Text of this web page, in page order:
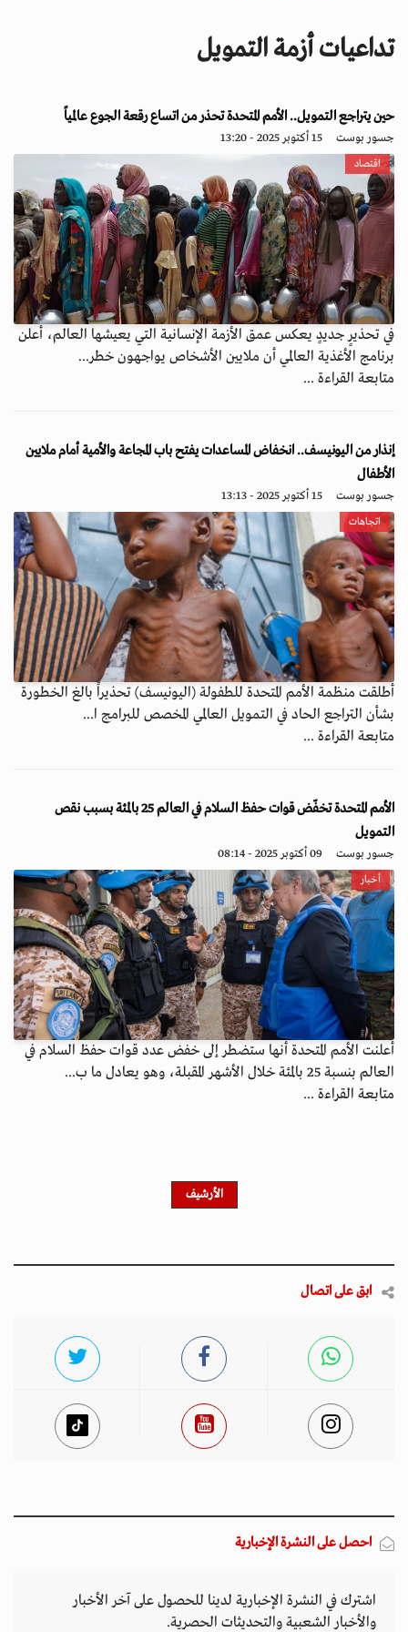
a
o
n
تداعيات أزمة التمويل
حين يتراجع التمويل.. الأمم المتحدة تحذر من اتساع رقعة الجوع عالمياً
جسور بوست 15 أكتوبر 2025 - 13:20
اقتصاد
في تحذيرٍ جديدٍ يعكس عمق الأزمة الإنسانية التي يعيشها العالم، أعلن
برنامج الأغذية العالمي أن ملايين الأشخاص يواجهون خطر...
متابعة القراءة ...
إنذار من اليونيسف.. انخفاض المساعدات يفتح باب المجاعة والأمية أمام ملايين
الأطفال
جسور بوست 15 أكتوبر 2025 - 13:13
اتجاهات
أطلقت منظمة الأمم المتحدة للطفولة (اليونيسف) تحذيراً بالغ الخطورة
بشأن التراجع الحاد في التمويل العالمي المخصص للبرامج ا...
متابعة القراءة ...
الأمم المتحدة تخفّض قوات حفظ السلام في العالم 25 بالمئة بسبب نقص
التمويل
جسور بوست 09 أكتوبر 2025 - 08:14
أخبار
أعلنت الأمم المتحدة أنها ستضطر إلى خفض عدد قوات حفظ السلام في
العالم بنسبة 25 بالمئة خلال الأشهر المقبلة، وهو يعادل ما ب...
متابعة القراءة ...
الأرشيف
ابق على اتصال
احصل على النشرة الإخبارية
اشترك في النشرة الإخبارية لدينا للحصول على آخر الأخبار
والأخبار الشعبية والتحديثات الحصرية.